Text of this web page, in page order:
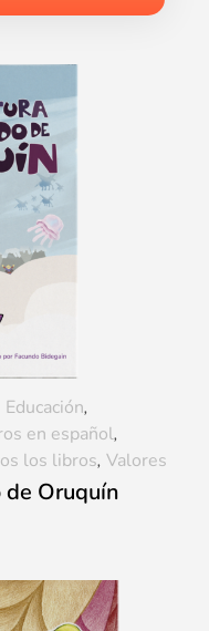
Oruquín
Educación,
en español,
los libros, Valores